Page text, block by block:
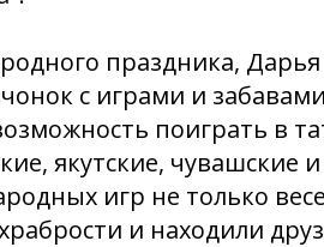
праздника, Дарья
с играми и
поиграть в
якутские, чувашские и
игр не только
и находили